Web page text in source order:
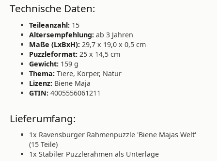
Technische Daten:
Teileanzahl: 15
Altersempfehlung: ab 3 Jahren
Maße (LxBxH): 29,7 x 19,0 x 0,5 cm
Puzzleformat: 25 x 14,5 cm
Gewicht: 159 g
Thema: Tiere, Körper, Natur
Lizenz: Biene Maja
GTIN: 4005556061211
Lieferumfang:
1x Ravensburger Rahmenpuzzle 'Biene Majas Welt'
(15 Teile)
1x Stabiler Puzzlerahmen als Unterlage